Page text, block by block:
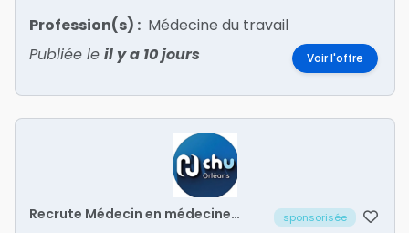
Profession(s) : Médecine du travail
Publiée le il y a 10 jours Voir l'offre
Recrute Médecin en médecine
sponsorisée